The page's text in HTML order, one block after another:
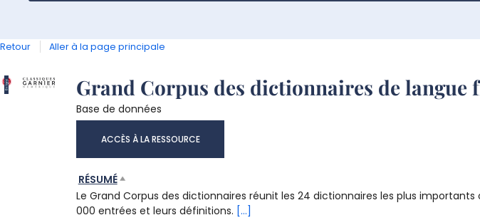
Retour Aller à la page principale
Détail
document
Grand Corpus des dictionnaires de langue
Base de données
ACCÈS À LA RESSOURCE
RÉSUMÉ
Le Grand Corpus des dictionnaires réunit les 24 dictionnaires les plus
000 entrées et leurs définitions. [...]